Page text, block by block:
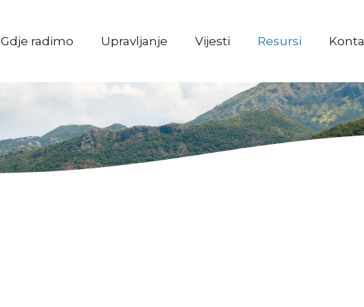
Gdje radimo Upravljanje Vijesti Resursi